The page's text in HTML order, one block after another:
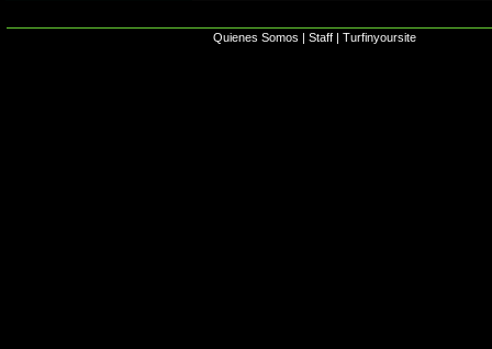
Quienes Somos | Staff | Turfinyoursite